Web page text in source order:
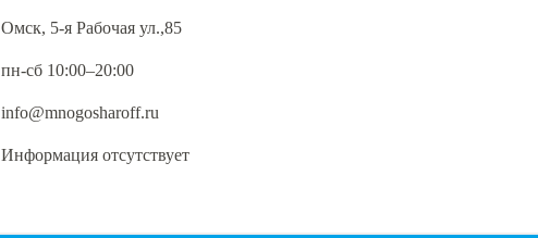
Омск, 5-я Рабочая ул.,85
пн-сб 10:00–20:00
info@mnogosharoff.ru
Информация отсутствует